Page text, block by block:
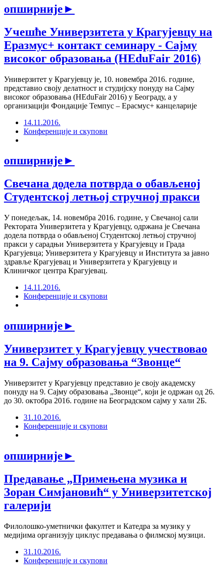
опширније►
Учешће Универзитета у Крагујевцу на
Еразмус+ контакт семинару - Сајму
високог образовања (HEduFair 2016)
Универзитет у Крагујевцу je, 10. новембра 2016. године,
представио своју делатност и студијску понуду на Сајму
високог образовања (HEduFair 2016) у Београду, а у
организацији Фондације Темпус – Ерасмус+ канцеларије
14.11.2016.
Конференције и скупови
опширније►
Свечана додела потврда о обављеној
Студентској летњој стручној пракси
У понедељак, 14. новембра 2016. године, у Свечаној сали
Ректората Универзитета у Крагујевцу, одржана je Свечана
додела потврда о обављеној Студентској летњој стручној
пракси у сарадњи Универзитета у Крагујевцу и Града
Крагујевца; Универзитета у Крагујевцу и Института за јавно
здравље Крагујевац и Универзитета у Крагујевцу и
Клиничког центра Крагујевац.
14.11.2016.
Конференције и скупови
опширније►
Универзитет у Крагујевцу учествовао
на 9. Сајму образовања “Звонце“
Универзитет у Крагујевцу представио је своју академску
понуду на 9. Сајму образовања „Звонце“, који је одржан од 26.
до 30. октобра 2016. године на Београдском сајму у хали 2Б.
31.10.2016.
Конференције и скупови
опширније►
Предавање „Примењена музика и
Зоран Симјановић“ у Универзитетској
галерији
Филолошко-уметнички факултет и Катедра за музику у
медијима организују циклус предавања о филмској музици.
31.10.2016.
Конференције и скупови